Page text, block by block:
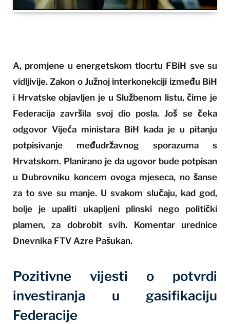
A, promjene u energetskom tlocrtu FBiH sve su
vidljivije. Zakon o Južnoj interkonekciji između BiH
i Hrvatske objavljen je u Službenom listu, čime je
Federacija završila svoj dio posla. Još se čeka
odgovor Vijeća ministara BiH kada je u pitanju
potpisivanje međudržavnog sporazuma s
Hrvatskom. Planirano je da ugovor bude potpisan
u Dubrovniku koncem ovoga mjeseca, no šanse
za to sve su manje. U svakom slučaju, kad god,
bolje je upaliti ukapljeni plinski nego politički
plamen, za dobrobit svih. Komentar urednice
Dnevnika FTV Azre Pašukan.
Pozitivne vijesti o potvrdi
investiranja u gasifikaciju
Federacije